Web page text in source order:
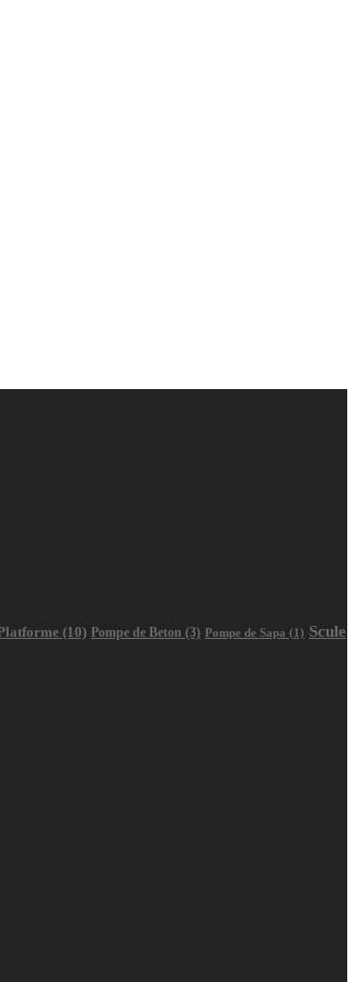
(10) Pompe de Beton (3) Pompe de Sapa (1) Scule